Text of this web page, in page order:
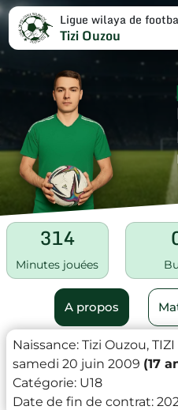
Ligue wilaya de
Tizi Ouzou
314
Minutes jouées
A propos
Naissance: Tizi Ouzou,
samedi 20 juin 2009 (17
Catégorie: U18
Date de fin de contrat: